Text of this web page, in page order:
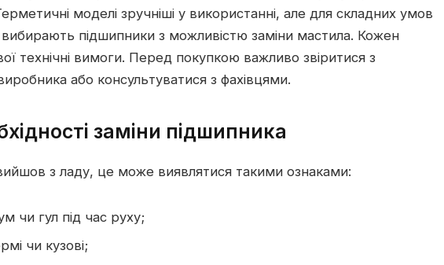
моделі зручніші у використанні, але для складних умов
вибирають підшипники з можливістю заміни мастила. Кожен
технічні вимоги. Перед покупкою важливо звіритися з
або консультуватися з фахівцями.
заміни підшипника
з ладу, це може виявлятися такими ознаками:
чи гул під час руху;
чи кузові;